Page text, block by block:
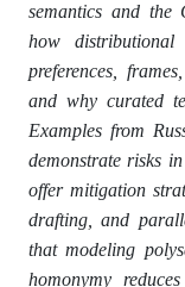
semantics and the
how distributional
preferences,
and why curated
Examples from
demonstrate risks
offer mitigation
drafting, and
that modeling
homonymy